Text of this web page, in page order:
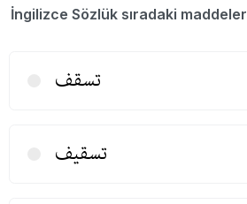
İngilizce Sözlük sıradaki maddeler
تسقف
تسقیف